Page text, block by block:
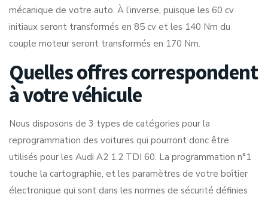
mécanique de votre auto. À l’inverse, puisque les 60 cv
initiaux seront transformés en 85 cv et les 140 Nm du
couple moteur seront transformés en 170 Nm.
Quelles offres correspondent
à votre véhicule
Nous disposons de 3 types de catégories pour la
reprogrammation des voitures qui pourront donc être
utilisés pour les Audi A2 1.2 TDI 60. La programmation n°1
touche la cartographie, et les paramètres de votre boîtier
électronique qui sont dans les normes de sécurité définies